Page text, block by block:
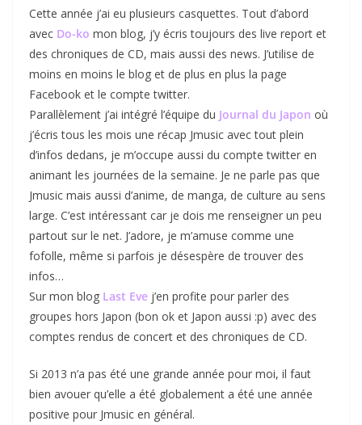
Cette année j’ai eu plusieurs casquettes. Tout d’abord
avec Do-ko mon blog, j’y écris toujours des live report et
des chroniques de CD, mais aussi des news. J’utilise de
moins en moins le blog et de plus en plus la page
Facebook et le compte twitter.
Parallèlement j’ai intégré l’équipe du Journal du Japon où
j’écris tous les mois une récap Jmusic avec tout plein
d’infos dedans, je m’occupe aussi du compte twitter en
animant les journées de la semaine. Je ne parle pas que
Jmusic mais aussi d’anime, de manga, de culture au sens
large. C’est intéressant car je dois me renseigner un peu
partout sur le net. J’adore, je m’amuse comme une
fofolle, même si parfois je désespère de trouver des
infos…
Sur mon blog Last Eve j’en profite pour parler des
groupes hors Japon (bon ok et Japon aussi :p) avec des
comptes rendus de concert et des chroniques de CD.
Si 2013 n’a pas été une grande année pour moi, il faut
bien avouer qu’elle a été globalement a été une année
positive pour Jmusic en général.